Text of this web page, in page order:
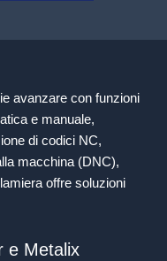
avanzare con funzioni
e manuale,
di codici NC,
macchina (DNC),
offre soluzioni
e Metalix